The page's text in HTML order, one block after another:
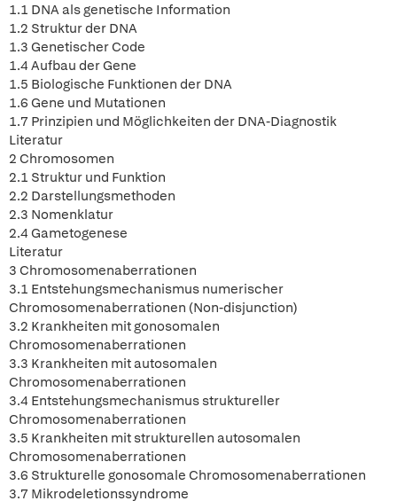
1.1 DNA als genetische Information
1.2 Struktur der DNA
1.3 Genetischer Code
1.4 Aufbau der Gene
1.5 Biologische Funktionen der DNA
1.6 Gene und Mutationen
1.7 Prinzipien und Möglichkeiten der DNA-Diagnostik
Literatur
2 Chromosomen
2.1 Struktur und Funktion
2.2 Darstellungsmethoden
2.3 Nomenklatur
2.4 Gametogenese
Literatur
3 Chromosomenaberrationen
3.1 Entstehungsmechanismus numerischer
Chromosomenaberrationen (Non-disjunction)
3.2 Krankheiten mit gonosomalen
Chromosomenaberrationen
3.3 Krankheiten mit autosomalen
Chromosomenaberrationen
3.4 Entstehungsmechanismus struktureller
Chromosomenaberrationen
3.5 Krankheiten mit strukturellen autosomalen
Chromosomenaberrationen
3.6 Strukturelle gonosomale Chromosomenaberrationen
3.7 Mikrodeletionssyndrome